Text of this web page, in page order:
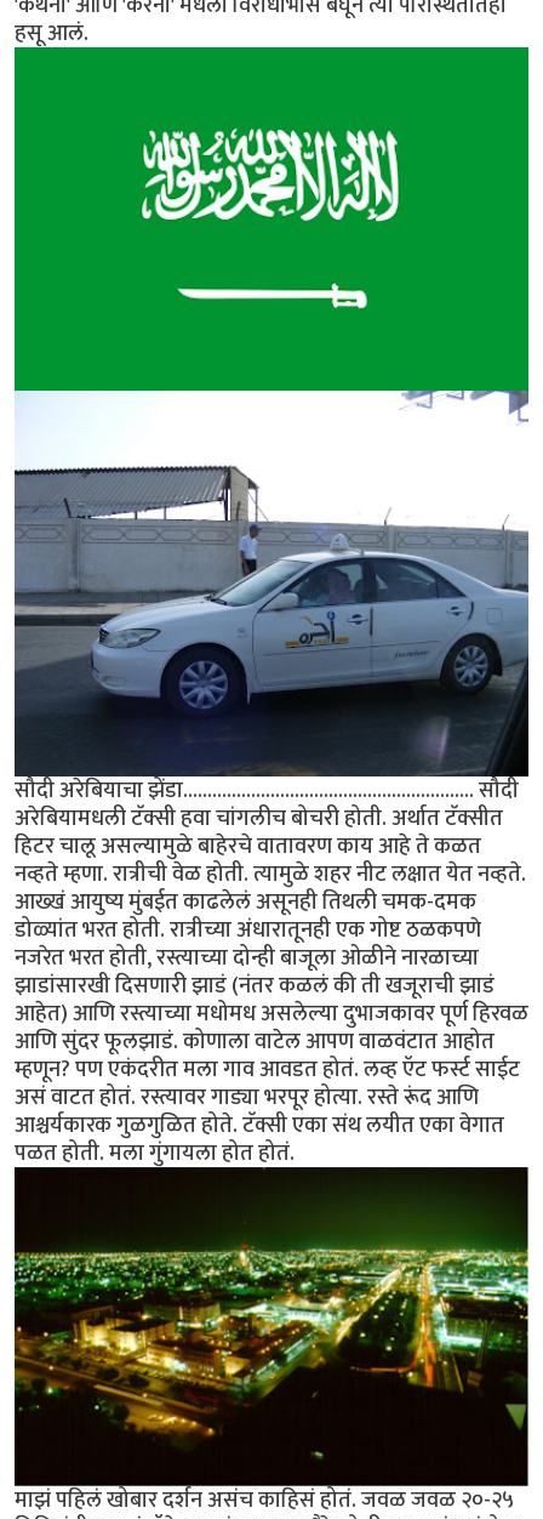
हसू आलं.
सौदी अरेबियाचा झेंडा............................................................ सौदी
अरेबियामधली टॅक्सी हवा चांगलीच बोचरी होती. अर्थात टॅक्सीत
हिटर चालू असल्यामुळे बाहेरचे वातावरण काय आहे ते कळत
नव्हते म्हणा. रात्रीची वेळ होती. त्यामुळे शहर नीट लक्षात येत नव्हते.
आख्खं आयुष्य मुंबईत काढलेलं असूनही तिथली चमक-दमक
डोळ्यांत भरत होती. रात्रीच्या अंधारातूनही एक गोष्ट ठळकपणे
नजरेत भरत होती, रस्त्याच्या दोन्ही बाजूला ओळीने नारळाच्या
झाडांसारखी दिसणारी झाडं (नंतर कळलं की ती खजूराची झाडं
आहेत) आणि रस्त्याच्या मधोमध असलेल्या दुभाजकावर पूर्ण हिरवळ
आणि सुंदर फूलझाडं. कोणाला वाटेल आपण वाळवंटात आहोत
म्हणून? पण एकंदरीत मला गाव आवडत होतं. लव्ह ऍट फर्स्ट साईट
असं वाटत होतं. रस्त्यावर गाड्या भरपूर होत्या. रस्ते रूंद आणि
आश्चर्यकारक गुळगुळित होते. टॅक्सी एका संथ लयीत एका वेगात
पळत होती. मला गुंगायला होत होतं.
माझं पहिलं खोबार दर्शन असंच काहिसं होतं. जवळ जवळ २०-२५